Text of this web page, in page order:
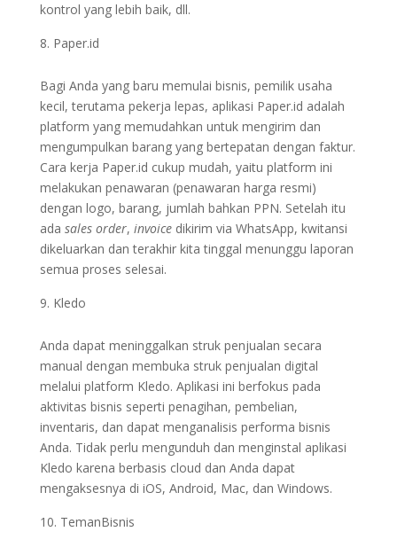
kontrol yang lebih baik, dll.
Paper.id
Bagi Anda yang baru memulai bisnis, pemilik usaha
kecil, terutama pekerja lepas, aplikasi Paper.id adalah
platform yang memudahkan untuk mengirim dan
mengumpulkan barang yang bertepatan dengan faktur.
Cara kerja Paper.id cukup mudah, yaitu platform ini
melakukan penawaran (penawaran harga resmi)
dengan logo, barang, jumlah bahkan PPN. Setelah itu
ada sales order, invoicedikirim via WhatsApp, kwitansi
dikeluarkan dan terakhir kita tinggal menunggu laporan
semua proses selesai.
Kledo
Anda dapat meninggalkan struk penjualan secara
manual dengan membuka struk penjualan digital
melalui platform Kledo. Aplikasi ini berfokus pada
aktivitas bisnis seperti penagihan, pembelian,
inventaris, dan dapat menganalisis performa bisnis
Anda. Tidak perlu mengunduh dan menginstal aplikasi
Kledo karena berbasis cloud dan Anda dapat
mengaksesnya di iOS, Android, Mac, dan Windows.
TemanBisnis